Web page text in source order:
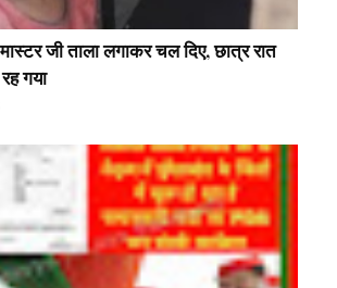
जी ताला लगाकर चल दिए, छात्र रात
गया